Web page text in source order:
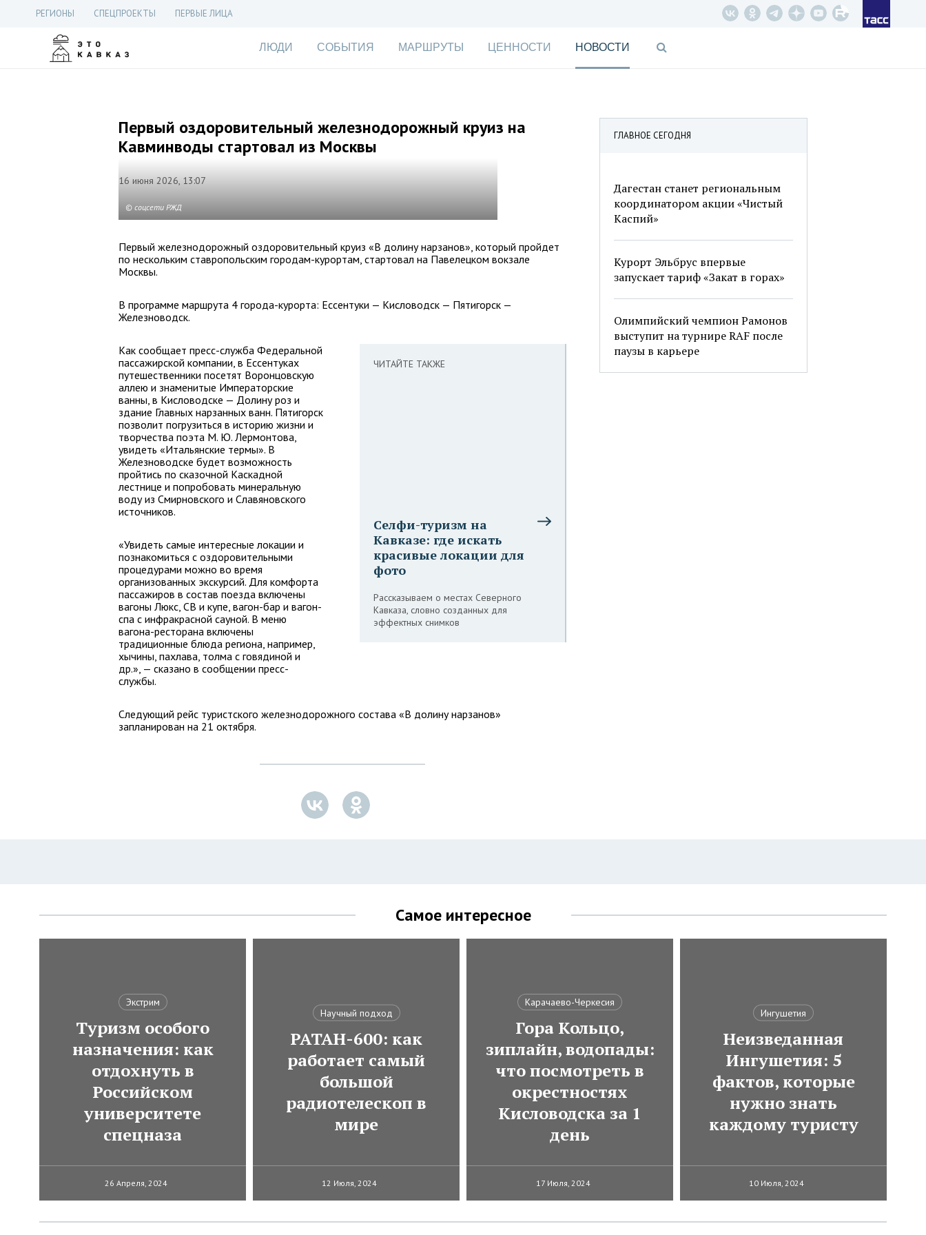
РЕГИОНЫ СПЕЦПРОЕКТЫ ПЕРВЫЕ ЛИЦА
ЛЮДИ СОБЫТИЯ МАРШРУТЫ ЦЕННОСТИ НОВОСТИ
ГЛАВНОЕ СЕГОДНЯ
Дагестан станет региональным
координатором акции «Чистый
Каспий»
Курорт Эльбрус впервые
запускает тариф «Закат в горах»
Олимпийский чемпион Рамонов
выступит на турнире RAF после
паузы в карьере
Первый оздоровительный железнодорожный круиз на
Кавминводы стартовал из Москвы
16 июня 2026, 13:07
© соцсети РЖД
Первый железнодорожный оздоровительный круиз «В долину нарзанов», который пройдет
по нескольким ставропольским городам-курортам, стартовал на Павелецком вокзале
Москвы.
В программе маршрута 4 города-курорта: Ессентуки — Кисловодск — Пятигорск —
Железноводск.
ЧИТАЙТЕ ТАКЖЕ
Селфи-туризм на
Кавказе: где искать
красивые локации для
фото
Рассказываем о местах Северного
Кавказа, словно созданных для
эффектных снимков
Как сообщает пресс-служба Федеральной
пассажирской компании, в Ессентуках
путешественники посетят Воронцовскую
аллею и знаменитые Императорские
ванны, в Кисловодске — Долину роз и
здание Главных нарзанных ванн. Пятигорск
позволит погрузиться в историю жизни и
творчества поэта М. Ю. Лермонтова,
увидеть «Итальянские термы». В
Железноводске будет возможность
пройтись по сказочной Каскадной
лестнице и попробовать минеральную
воду из Смирновского и Славяновского
источников.
«Увидеть самые интересные локации и
познакомиться с оздоровительными
процедурами можно во время
организованных экскурсий. Для комфорта
пассажиров в состав поезда включены
вагоны Люкс, СВ и купе, вагон-бар и вагон-
спа с инфракрасной сауной. В меню
вагона-ресторана включены
традиционные блюда региона, например,
хычины, пахлава, толма с говядиной и
др.», — сказано в сообщении пресс-
службы.
Следующий рейс туристского железнодорожного состава «В долину нарзанов»
запланирован на 21 октября.
Самое интересное
Экстрим
Туризм особого
назначения: как
отдохнуть в
Российском
университете
спецназа
26 Апреля, 2024
Научный подход
РАТАН-600: как
работает самый
большой
радиотелескоп в
мире
12 Июля, 2024
Карачаево-Черкесия
Гора Кольцо,
зиплайн, водопады:
что посмотреть в
окрестностях
Кисловодска за 1
день
17 Июля, 2024
Ингушетия
Неизведанная
Ингушетия: 5
фактов, которые
нужно знать
каждому туристу
10 Июля, 2024